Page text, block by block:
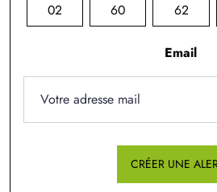
02 60 62
Email
CRÉER UNE